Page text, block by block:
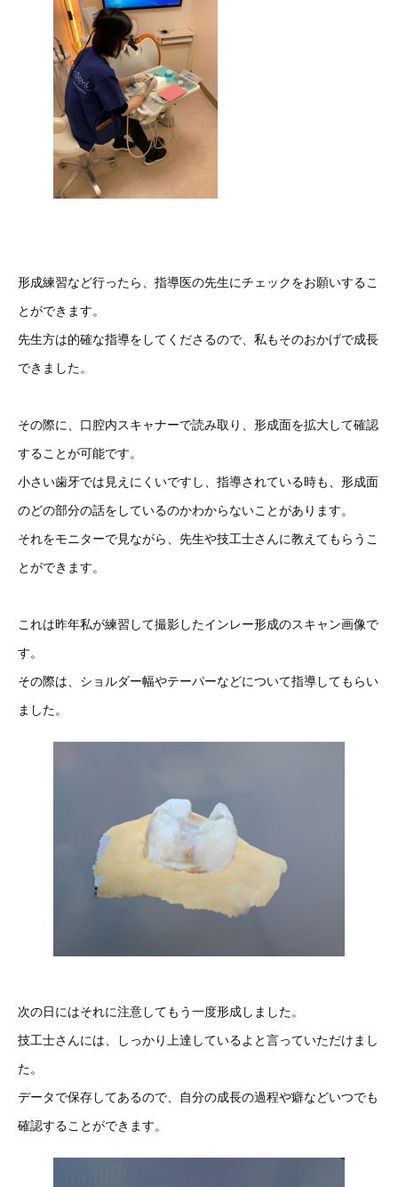
形成練習など行ったら、指導医の先生にチェックをお願いするこ
とができます。
先生方は的確な指導をしてくださるので、私もそのおかげで成長
できました。
その際に、口腔内スキャナーで読み取り、形成面を拡大して確認
することが可能です。
小さい歯牙では見えにくいですし、指導されている時も、形成面
のどの部分の話をしているのかわからないことがあります。
それをモニターで見ながら、先生や技工士さんに教えてもらうこ
とができます。
これは昨年私が練習して撮影したインレー形成のスキャン画像で
す。
その際は、ショルダー幅やテーパーなどについて指導してもらい
ました。
次の日にはそれに注意してもう一度形成しました。
技工士さんには、しっかり上達しているよと言っていただけまし
た。
データで保存してあるので、自分の成長の過程や癖などいつでも
確認することができます。